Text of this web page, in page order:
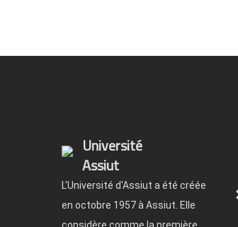
Université
Assiut
L'Université d'Assiut a été créée
en octobre 1957 à Assiut. Elle
considère comme la première